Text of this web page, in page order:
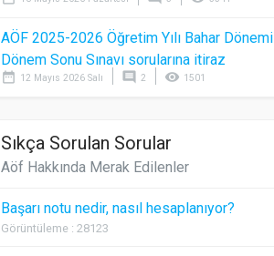
AÖF 2025-2026 Öğretim Yılı Bahar Dönemi
Dönem Sonu Sınavı sorularına itiraz
date_range 12 Mayıs 2026 Salı comment 2 visibility 1501
Sıkça Sorulan Sorular
Aöf Hakkında Merak Edilenler
Başarı notu nedir, nasıl hesaplanıyor?
Görüntüleme : 28123